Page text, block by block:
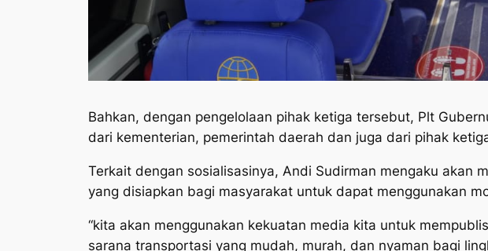
Bahkan, dengan pengelolaan pihak ketiga tersebut, Plt
dari kementerian, pemerintah daerah dan juga dari pihak
Terkait dengan sosialisasinya, Andi Sudirman mengaku akan
yang disiapkan bagi masyarakat untuk dapat menggunakan
“kita akan menggunakan kekuatan media kita untuk
sarana transportasi yang mudah, murah, dan nyaman bagi